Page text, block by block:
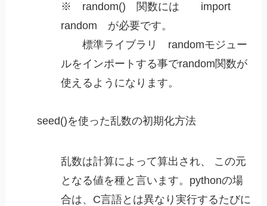
※ random() 関数には import
random が必要です。
標準ライブラリ randomモジュー
ルをインポートする事でrandom関数が
使えるようになります。
seed()を使った乱数の初期化方法
乱数は計算によって算出され、 この元
となる値を種と言います。pythonの場
合は、C言語とは異なり実行するたびに